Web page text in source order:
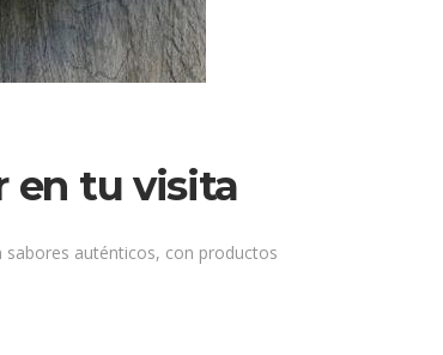
en tu visita
sabores auténticos, con productos